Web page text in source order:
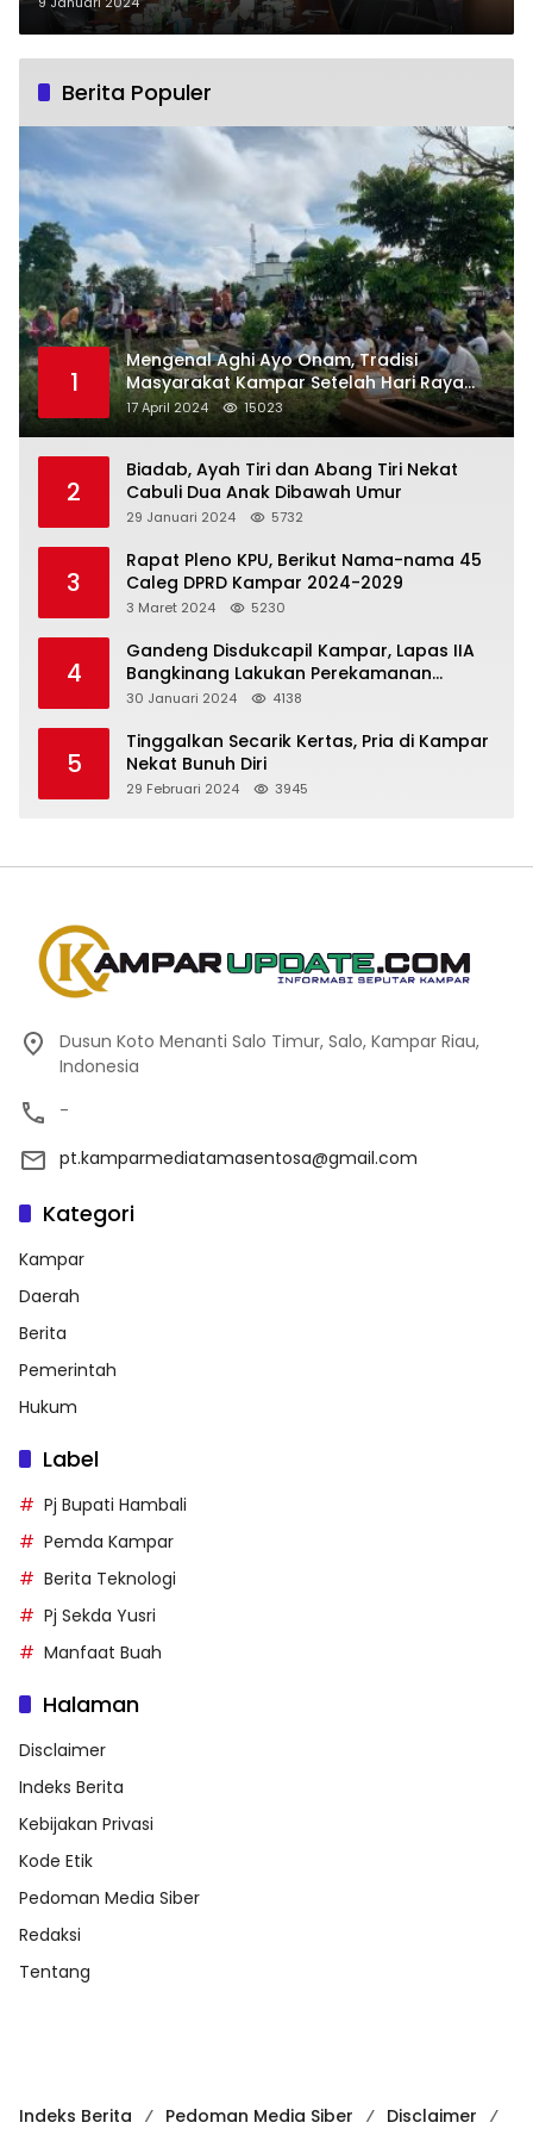
Pengelolaan PAD dari BPK RI Riau
Berita Populer
1
Mengenal Aghi Ayo Onam, Tradisi
Masyarakat Kampar Setelah Hari Raya
Idul Fitri
17 April 2024 15023
2
Biadab, Ayah Tiri dan Abang Tiri Nekat
Cabuli Dua Anak Dibawah Umur
29 Januari 2024 5732
3
Rapat Pleno KPU, Berikut Nama-nama 45
3 Maret 2024 5230
4
Gandeng Disdukcapil Kampar, Lapas IIA
Bangkinang Lakukan Perekamanan
Kependudukan WBP
30 Januari 2024 4138
5
Tinggalkan Secarik Kertas, Pria di Kampar
Nekat Bunuh Diri
29 Februari 2024 3945
Dusun Koto Menanti Salo Timur, Salo, Kampar Riau,
Indonesia
-
pt.kamparmediatamasentosa@gmail.com
Kategori
Kampar
Daerah
Berita
Pemerintah
Hukum
Label
Pj Bupati Hambali
Pemda Kampar
Berita Teknologi
Pj Sekda Yusri
Manfaat Buah
Halaman
Disclaimer
Indeks Berita
Kebijakan Privasi
Kode Etik
Pedoman Media Siber
Redaksi
Tentang
Indeks Berita Pedoman Media Siber Disclaimer